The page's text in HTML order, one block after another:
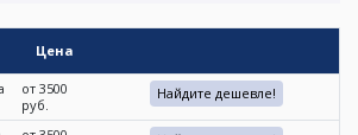
Цена
от 3500
руб.
Найдите дешевле!